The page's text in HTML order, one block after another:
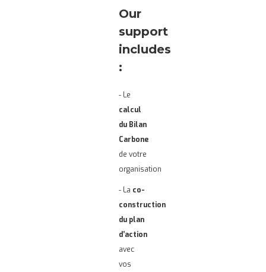
Our
support
includes
:
- Le
calcul
du Bilan
Carbone
de votre
organisation
- La co-
construction
du plan
d’action
avec
vos